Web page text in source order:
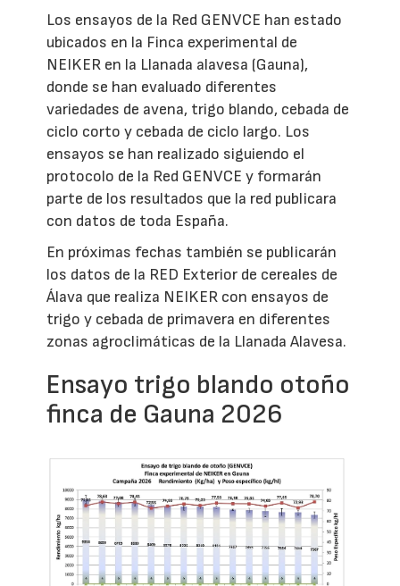
Los ensayos de la Red GENVCE han estado
ubicados en la Finca experimental de
NEIKER en la Llanada alavesa (Gauna),
donde se han evaluado diferentes
variedades de avena, trigo blando, cebada de
ciclo corto y cebada de ciclo largo. Los
ensayos se han realizado siguiendo el
protocolo de la Red GENVCE y formarán
parte de los resultados que la red publicara
con datos de toda España.
En próximas fechas también se publicarán
los datos de la RED Exterior de cereales de
Álava que realiza NEIKER con ensayos de
trigo y cebada de primavera en diferentes
zonas agroclimáticas de la Llanada Alavesa.
Ensayo trigo blando otoño
finca de Gauna 2026